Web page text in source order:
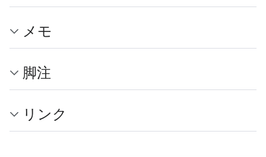
メモ
脚注
リンク